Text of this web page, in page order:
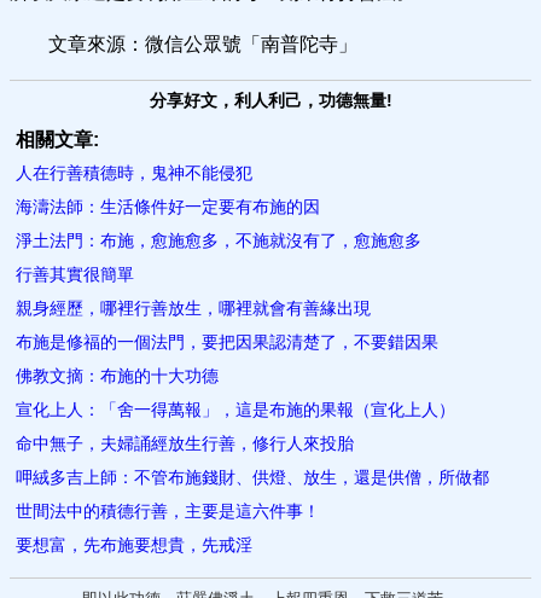
文章來源：微信公眾號「南普陀寺」
分享好文，利人利己，功德無量!
相關文章:
人在行善積德時，鬼神不能侵犯
海濤法師：生活條件好一定要有布施的因
淨土法門：布施，愈施愈多，不施就沒有了，愈施愈多
行善其實很簡單
親身經歷，哪裡行善放生，哪裡就會有善緣出現
布施是修福的一個法門，要把因果認清楚了，不要錯因果
佛教文摘：布施的十大功德
宣化上人：「舍一得萬報」，這是布施的果報（宣化上人）
命中無子，夫婦誦經放生行善，修行人來投胎
呷絨多吉上師：不管布施錢財、供燈、放生，還是供僧，所做都
世間法中的積德行善，主要是這六件事！
要想富，先布施要想貴，先戒淫